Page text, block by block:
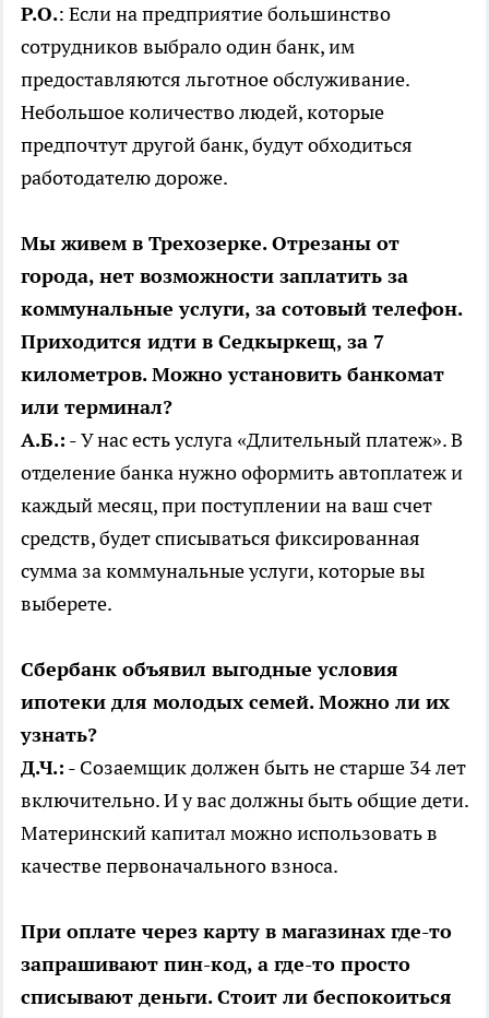
Р.О.: Если на предприятие большинство
сотрудников выбрало один банк, им
предоставляются льготное обслуживание.
Небольшое количество людей, которые
предпочтут другой банк, будут обходиться
работодателю дороже.
Мы живем в Трехозерке. Отрезаны от
города, нет возможности заплатить за
коммунальные услуги, за сотовый телефон.
Приходится идти в Седкыркещ, за 7
километров. Можно установить банкомат
или терминал?
А.Б.: - У нас есть услуга «Длительный платеж». В
отделение банка нужно оформить автоплатеж и
каждый месяц, при поступлении на ваш счет
средств, будет списываться фиксированная
сумма за коммунальные услуги, которые вы
выберете.
Сбербанк объявил выгодные условия
ипотеки для молодых семей. Можно ли их
узнать?
Д.Ч.: - Созаемщик должен быть не старше 34 лет
включительно. И у вас должны быть общие дети.
Материнский капитал можно использовать в
качестве первоначального взноса.
При оплате через карту в магазинах где-то
запрашивают пин-код, а где-то просто
списывают деньги. Стоит ли беспокоиться